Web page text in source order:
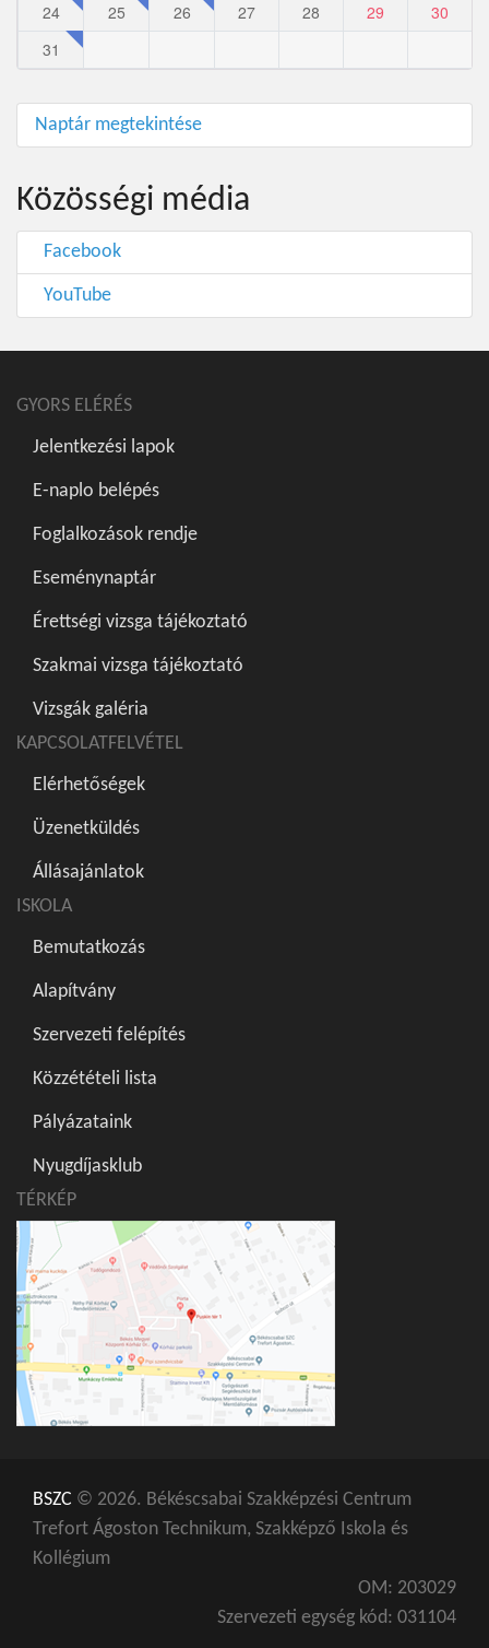
24
25 26 27 28 29
30
31
Naptár megtekintése
Közösségi média
Facebook
YouTube
GYORS ELÉRÉS
Jelentkezési lapok
E-naplo belépés
Foglalkozások rendje
Eseménynaptár
Érettségi vizsga tájékoztató
Szakmai vizsga tájékoztató
Vizsgák galéria
KAPCSOLATFELVÉTEL
Elérhetőségek
Üzenetküldés
Állásajánlatok
ISKOLA
Bemutatkozás
Alapítvány
Szervezeti felépítés
Közzétételi lista
Pályázataink
Nyugdíjasklub
TÉRKÉP
BSZC © 2026. Békéscsabai Szakképzési Centrum
Trefort Ágoston Technikum, Szakképző Iskola és
Kollégium
OM: 203029
Szervezeti egység kód: 031104